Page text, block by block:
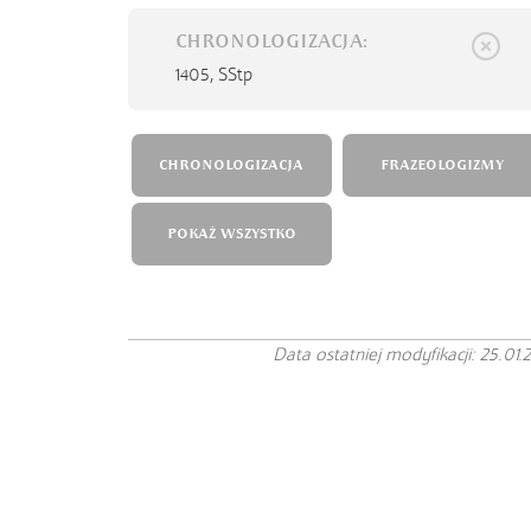
CHRONOLOGIZACJA:
1405, SStp
CHRONOLOGIZACJA FRAZEOLOGIZMY
POKAŻ WSZYSTKO
Data ostatniej modyfikacji: